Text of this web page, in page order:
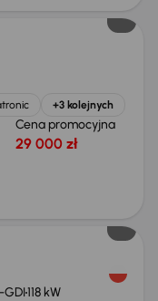
+3 kolejnych
Cena promocyjna
29 000 zł
GDI118 kW